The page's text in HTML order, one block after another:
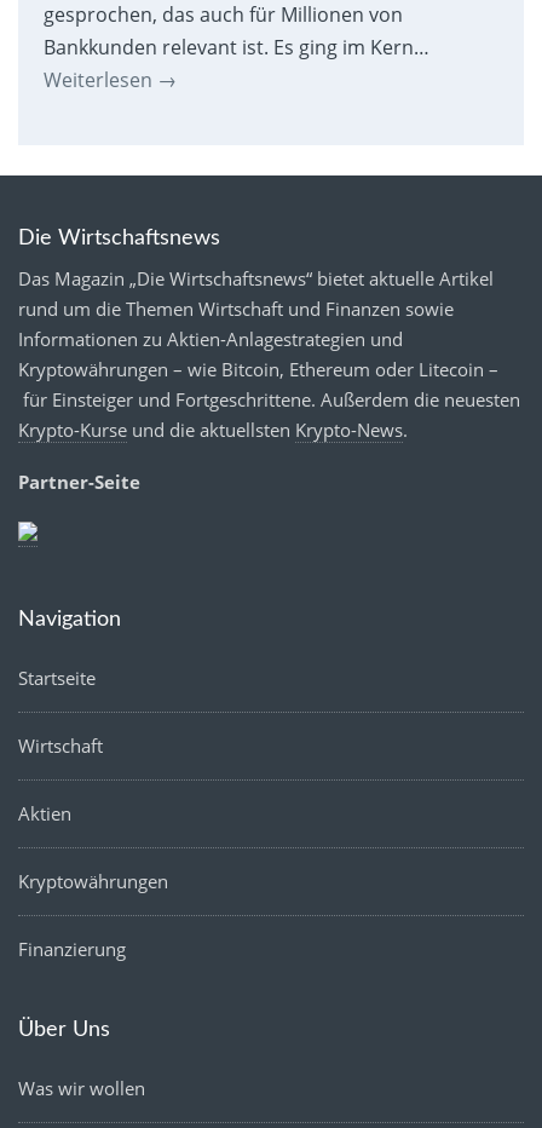
gesprochen, das auch für Millionen von
Bankkunden relevant ist. Es ging im Kern…
Weiterlesen →
Die Wirtschaftsnews
Das Magazin „Die Wirtschaftsnews“ bietet aktuelle Artikel
rund um die Themen Wirtschaft und Finanzen sowie
Informationen zu Aktien-Anlagestrategien und
Kryptowährungen – wie Bitcoin, Ethereum oder Litecoin –
für Einsteiger und Fortgeschrittene. Außerdem die neuesten
Krypto-Kurse und die aktuellsten Krypto-News.
Partner-Seite
Navigation
Startseite
Wirtschaft
Aktien
Kryptowährungen
Finanzierung
Über Uns
Was wir wollen